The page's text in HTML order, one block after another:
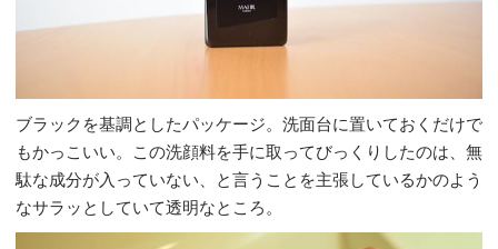
ブラックを基調としたパッケージ。洗面台に置いておくだけで
もかっこいい。この洗顔料を手に取ってびっくりしたのは、無
駄な成分が入っていない、と言うことを主張しているかのよう
なサラッとしていて透明なところ。